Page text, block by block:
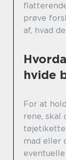
prøve
af, hvad
hvide
For at
rene, skal
mad eller